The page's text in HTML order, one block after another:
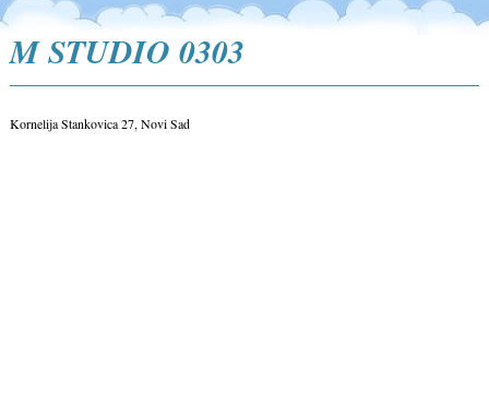
M STUDIO 0303
Kornelija Stankovica 27, Novi Sad